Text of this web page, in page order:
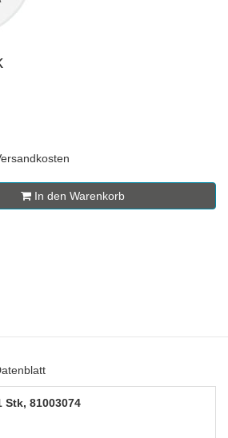
In den Warenkorb
Stk, 81003074